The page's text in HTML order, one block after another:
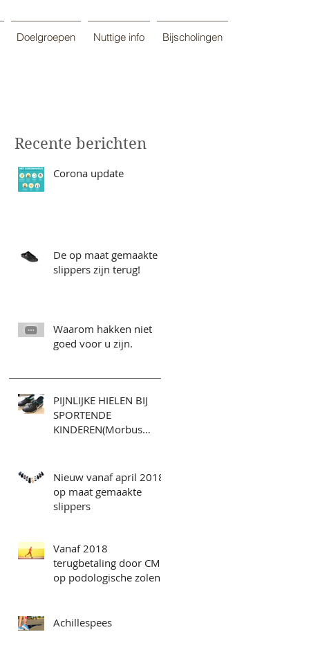
Doelgroepen Nuttige info Bijscholingen
Recente berichten
Corona update
De op maat gemaakte
slippers zijn terug!
Waarom hakken niet
goed voor u zijn.
PIJNLIJKE HIELEN BIJ
SPORTENDE
KINDEREN(Morbus
Nieuw vanaf april 2018:
op maat gemaakte
slippers
Vanaf 2018
terugbetaling door CM
op podologische zolen
Achillespees